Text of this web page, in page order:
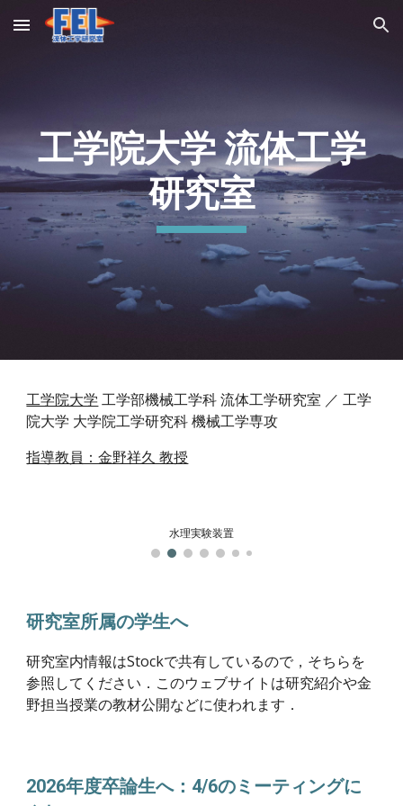
Skip to main content Skip to navigation
工学院大学 流体工学
研究室
工学院大学 工学部機械工学科 流体工学研究室 ／ 工学
院大学 大学院工学研究科 機械工学専攻
指導教員：金野祥久 教授
水理実験装置
研究室所属の学生へ
研究室内情報はStockで共有しているので，そちらを
参照してください．このウェブサイトは研究紹介や金
野担当授業の教材公開などに使われます．
2026年度卒論生へ：4/6のミーティングに